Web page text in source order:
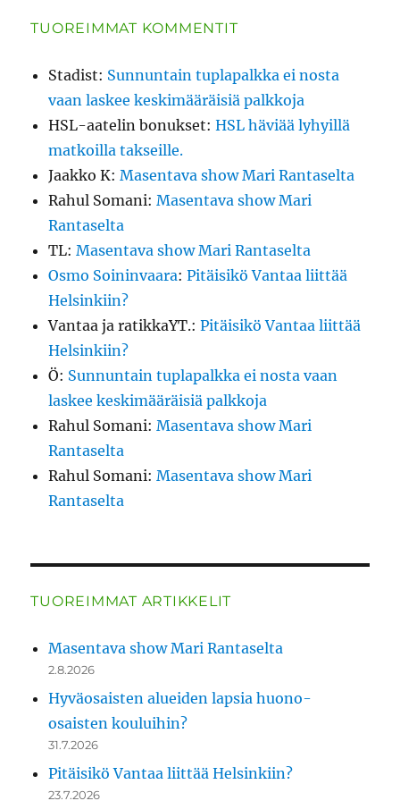
TUOREIMMAT KOMMENTIT
Stadist: Sunnuntain tuplapalkka ei nosta
vaan laskee keskimääräisiä palkkoja
HSL-aatelin bonukset:HSL häviää lyhyillä
matkoilla takseille.
Jaakko K:Masentava show Mari Rantaselta
Rahul Somani:Masentava show Mari
Rantaselta
TL:Masentava show Mari Rantaselta
Osmo Soininvaara:Pitäisikö Vantaa liittää
Helsinkiin?
Vantaa ja ratikkaYT.:Pitäisikö Vantaa liittää
Helsinkiin?
Ö: Sunnuntain tuplapalkka ei nosta vaan
laskee keskimääräisiä palkkoja
Rahul Somani:Masentava show Mari
Rantaselta
Rahul Somani:Masentava show Mari
Rantaselta
TUOREIMMAT ARTIKKELIT
Masentava show Mari Rantaselta
2.8.2026
Hyväosaisten alueiden lapsia huono-
osaisten kouluihin?
31.7.2026
Pitäisikö Vantaa liittää Helsinkiin?
23.7.2026